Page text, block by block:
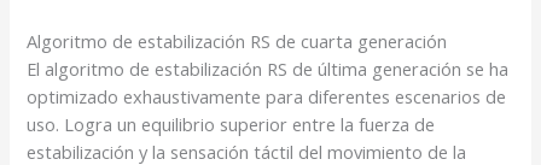
Algoritmo de estabilización RS de cuarta generación
El algoritmo de estabilización RS de última generación se ha
optimizado exhaustivamente para diferentes escenarios de
uso. Logra un equilibrio superior entre la fuerza de
estabilización y la sensación táctil del movimiento de la